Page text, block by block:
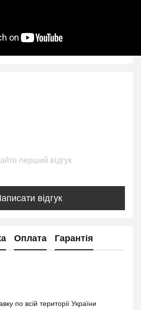
перший відгук
відгук
Оплата Гарантія
по всій території України